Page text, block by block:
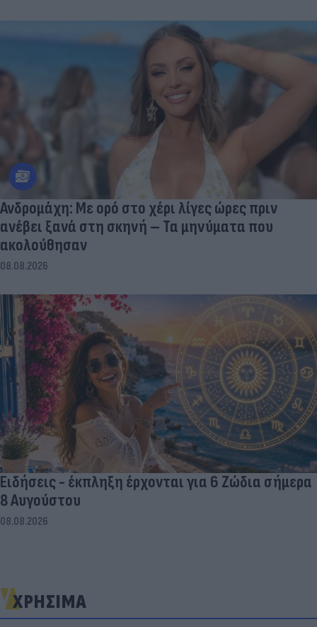
Ανδρομάχη: Με ορό στο χέρι λίγες ώρες πριν
ανέβει ξανά στη σκηνή – Τα μηνύματα που
ακολούθησαν
08.08.2026
Ειδήσεις - έκπληξη έρχονται για 6 Ζώδια σήμερα
8 Αυγούστου
08.08.2026
ΧΡΗΣΙΜΑ